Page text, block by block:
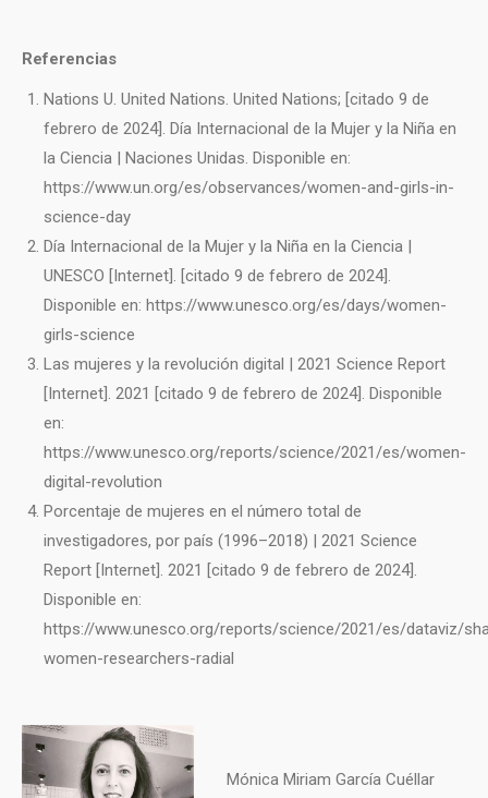
Referencias
Nations U. United Nations. United Nations; [citado 9 de
febrero de 2024]. Día Internacional de la Mujer y la Niña en
la Ciencia | Naciones Unidas. Disponible en:
https://www.un.org/es/observances/women-and-girls-in-
science-day
Día Internacional de la Mujer y la Niña en la Ciencia |
UNESCO [Internet]. [citado 9 de febrero de 2024].
Disponible en: https://www.unesco.org/es/days/women-
girls-science
Las mujeres y la revolución digital | 2021 Science Report
[Internet]. 2021 [citado 9 de febrero de 2024]. Disponible
en:
https://www.unesco.org/reports/science/2021/es/women-
digital-revolution
Porcentaje de mujeres en el número total de
investigadores, por país (1996–2018) | 2021 Science
Report [Internet]. 2021 [citado 9 de febrero de 2024].
Disponible en:
https://www.unesco.org/reports/science/2021/es/dataviz/
women-researchers-radial
Mónica Miriam García Cuéllar